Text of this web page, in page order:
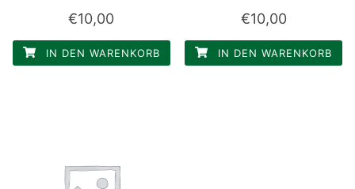
€10,00
IN DEN WARENKORB
€10,00
IN DEN WARENKORB